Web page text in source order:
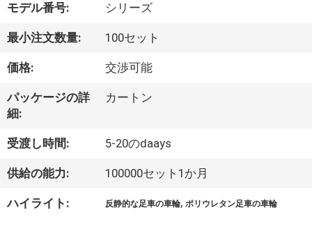
私
に
つ
い
て
工
モデル番号: シリーズ
最小注文数量: 100セット
価格: 交渉可能
パッケージの詳
細:
カートン
受渡し時間: 5-20のdaays
供給の能力: 100000セット1か月
ハイライト: 反静的な足車の車輪,ポリウレタン足車の車輪